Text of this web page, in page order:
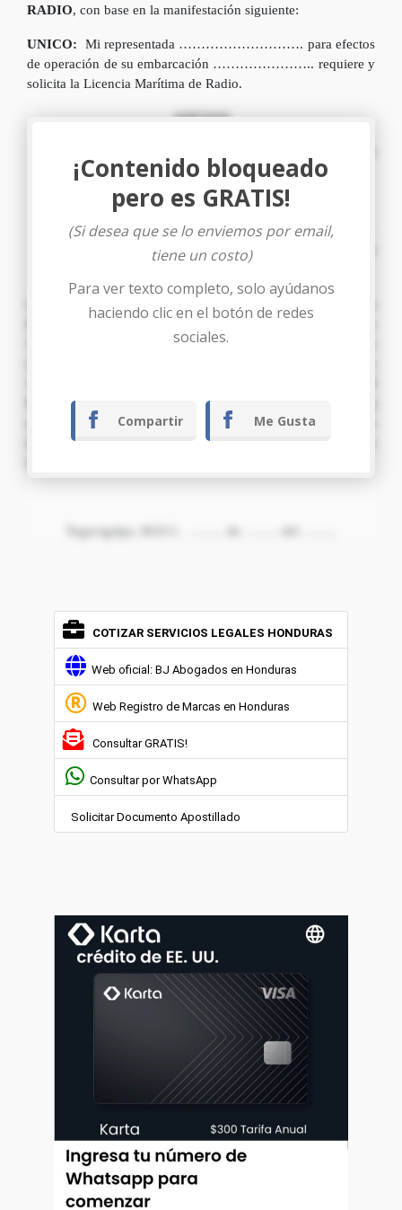
RADIO, con base en la manifestación siguiente:
UNICO: Mi representada ………………………. para efectos
de operación de su embarcación ………………….. requiere y
solicita la Licencia Marítima de Radio.
ANEXOS
Marítima de Radio”.
Constancia original de la Autoridad Contable.
Copia de Recibo de Pago.
Poder otorgado por el Sr. ……………., en fecha ………
de …….. de ……., debidamente legalizado, a favor del
Con fundamento en el artículo 80 de la Constitución de la
Telecomunicaciones, Resoluciones ………… y ……… y sus
NACIONAL DE TELECOMUNICACIONES (CONATEL)
respetuosamentePIDO: admitir el presente escrito junto con
los documentos adjuntos, resolver de conformidad y extender
Tegucigalpa, M.D.C. …….. de …….. del ……..
¡Contenido bloqueado
pero es GRATIS!
(Si desea que se lo enviemos por email,
tiene un costo)
Para ver texto completo, solo ayúdanos
haciendo clic en el botón de redes
sociales.
Compartir Me Gusta
COTIZAR SERVICIOS LEGALES HONDURAS
Web oficial: BJ Abogados en Honduras
Web Registro de Marcas en Honduras
Consultar GRATIS!
Consultar por WhatsApp
Solicitar Documento Apostillado